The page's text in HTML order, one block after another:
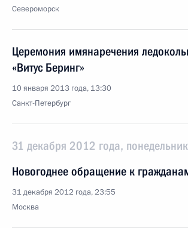
Североморск
Церемония имянаречения
«Витус Беринг»
10 января 2013 года, 13:30
Санкт-Петербург
31 декабря 2012 года, понедельник
Новогоднее обращение к
31 декабря 2012 года, 23:55
Москва